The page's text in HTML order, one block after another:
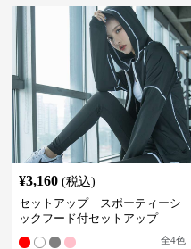
¥3,160 (税込)
セットアップ スポーティーシ
ックフード付セットアップ
全4色